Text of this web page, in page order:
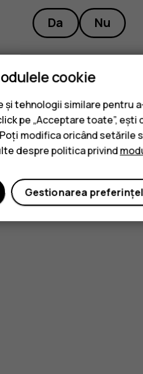
Da Nu
cookie
și tehnologii similare
pe „Acceptare toate”,
modifica oricând setările
despre politica privind
Gestionarea